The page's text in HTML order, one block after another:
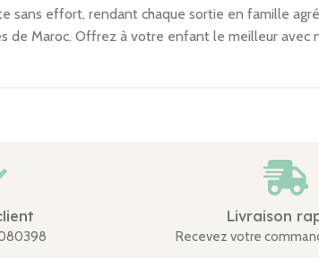
effort, rendant chaque sortie en famille
Maroc. Offrez à votre enfant le meilleur avec
Livraison
Recevez votre